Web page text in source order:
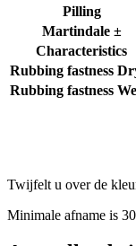
Pilling
Martindale ±
Characteristics
Rubbing fastness
Rubbing fastness
Twijfelt u over de
Minimale afname is